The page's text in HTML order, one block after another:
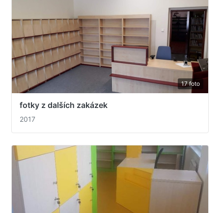
17 foto
fotky z dalších zakázek
2017